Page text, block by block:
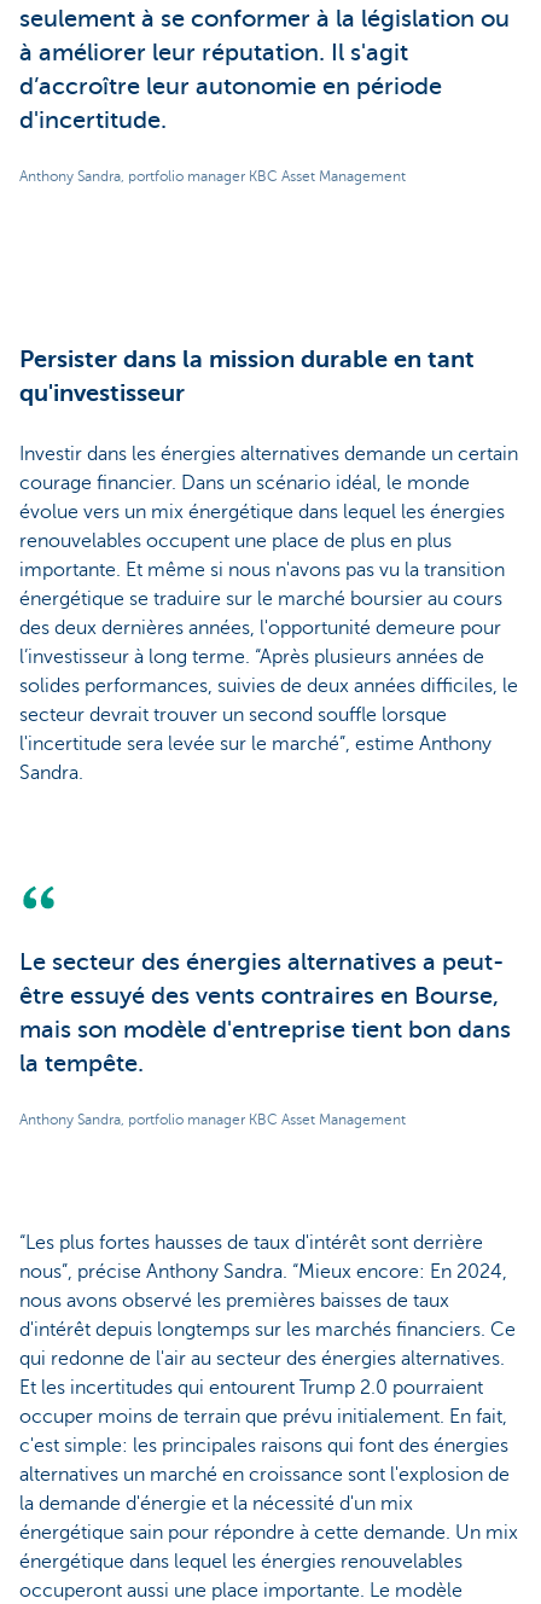
seulement à se conformer à la législation ou
à améliorer leur réputation. Il s'agit
d’accroître leur autonomie en période
d'incertitude.
Anthony Sandra, portfolio manager KBC Asset Management
Persister dans la mission durable en tant
qu'investisseur
Investir dans les énergies alternatives demande un certain
courage financier. Dans un scénario idéal, le monde
évolue vers un mix énergétique dans lequel les énergies
renouvelables occupent une place de plus en plus
importante. Et même si nous n'avons pas vu la transition
énergétique se traduire sur le marché boursier au cours
des deux dernières années, l'opportunité demeure pour
l’investisseur à long terme. “Après plusieurs années de
solides performances, suivies de deux années difficiles, le
secteur devrait trouver un second souffle lorsque
l'incertitude sera levée sur le marché”, estime Anthony
Sandra.
Le secteur des énergies alternatives a peut-
être essuyé des vents contraires en Bourse,
mais son modèle d'entreprise tient bon dans
la tempête.
Anthony Sandra, portfolio manager KBC Asset Management
“Les plus fortes hausses de taux d'intérêt sont derrière
nous”, précise Anthony Sandra. “Mieux encore: En 2024,
nous avons observé les premières baisses de taux
d'intérêt depuis longtemps sur les marchés financiers. Ce
qui redonne de l'air au secteur des énergies alternatives.
Et les incertitudes qui entourent Trump 2.0 pourraient
occuper moins de terrain que prévu initialement. En fait,
c'est simple: les principales raisons qui font des énergies
alternatives un marché en croissance sont l'explosion de
la demande d'énergie et la nécessité d'un mix
énergétique sain pour répondre à cette demande. Un mix
énergétique dans lequel les énergies renouvelables
occuperont aussi une place importante. Le modèle